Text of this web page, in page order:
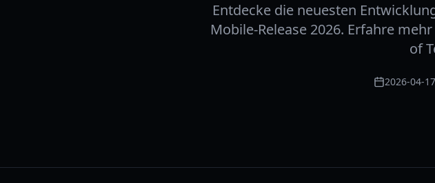
Entdecke die neuesten
Mobile-Release 2026. Erfahre
of
2026-04-17